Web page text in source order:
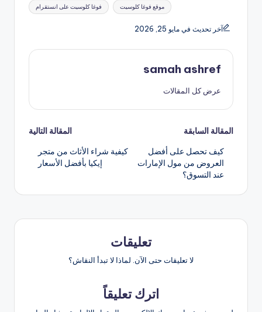
فوغا كلوسيت على انستقرام موقع فوغا كلوسيت
آخر تحديث في مايو 25, 2026
samah ashref
عرض كل المقالات
تصفّح
المقالات
المقالة السابقة
كيف تحصل على أفضل
العروض من مول الإمارات
عند التسوق؟
المقالة التالية
كيفية شراء الأثاث من متجر
إيكيا بأفضل الأسعار
تعليقات
لا تعليقات حتى الآن. لماذا لا تبدأ النقاش؟
اترك تعليقاً